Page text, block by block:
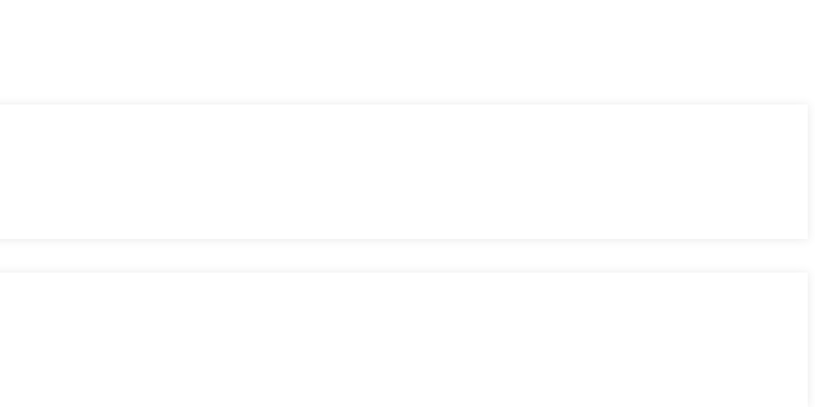
sans complications.
du marché.
des plateformes et des dApps.